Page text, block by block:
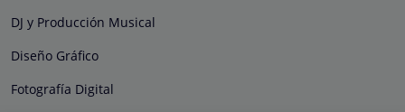
DJ y Producción Musical
Diseño Gráfico
Fotografía Digital